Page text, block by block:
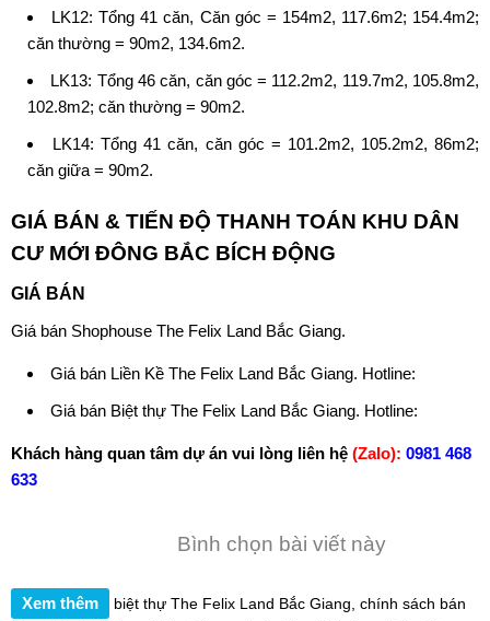
LK12: Tổng 41 căn, Căn góc = 154m2, 117.6m2; 154.4m2;
căn thường = 90m2, 134.6m2.
LK13: Tổng 46 căn, căn góc = 112.2m2, 119.7m2, 105.8m2,
102.8m2; căn thường = 90m2.
LK14: Tổng 41 căn, căn góc = 101.2m2, 105.2m2, 86m2;
căn giữa = 90m2.
GIÁ BÁN & TIẾN ĐỘ THANH TOÁN KHU DÂN
CƯ MỚI ĐÔNG BẮC BÍCH ĐỘNG
GIÁ BÁN
Giá bán Shophouse The Felix Land Bắc Giang.
Giá bán Liền Kề The Felix Land Bắc Giang. Hotline:
Giá bán Biệt thự The Felix Land Bắc Giang. Hotline:
Khách hàng quan tâm dự án vui lòng liên hệ (Zalo): 0981 468
633
Bình chọn bài viết này
Xem thêm biệt thự The Felix Land Bắc Giang, chính sách bán